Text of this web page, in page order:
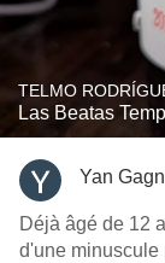
TELMO
Las Beatas
Yan
Déjà âgé de 12
d'une minuscule